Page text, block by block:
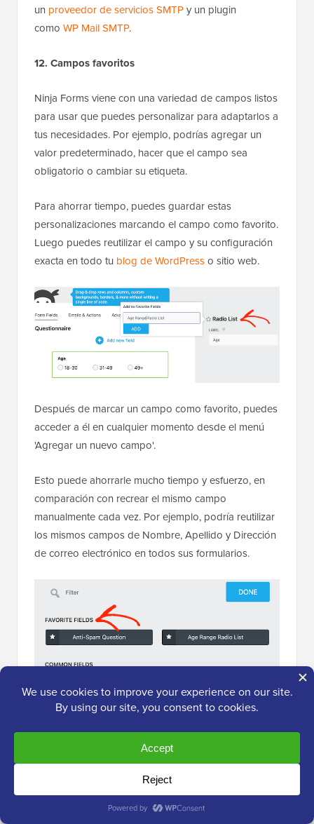
un proveedor de servicios SMTPy un plugin
como WP Mail SMTP.
12. Campos favoritos
Ninja Forms viene con una variedad de campos listos
para usar que puedes personalizar para adaptarlos a
tus necesidades. Por ejemplo, podrías agregar un
valor predeterminado, hacer que el campo sea
obligatorio o cambiar su etiqueta.
Para ahorrar tiempo, puedes guardar estas
personalizaciones marcando el campo como favorito.
Luego puedes reutilizar el campo y su configuración
exacta en todo tu blog de WordPresso sitio web.
Después de marcar un campo como favorito, puedes
acceder a él en cualquier momento desde el menú
'Agregar un nuevo campo'.
Esto puede ahorrarle mucho tiempo y esfuerzo, en
comparación con recrear el mismo campo
manualmente cada vez. Por ejemplo, podría reutilizar
los mismos campos de Nombre, Apellido y Dirección
de correo electrónico en todos sus formularios.
Esto te permite reutilizar los mismos campos en
sitio web de WordPressque tenga Ninja